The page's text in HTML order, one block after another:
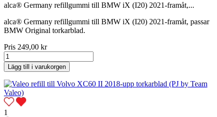
alca® Germany refillgummi till BMW iX (I20) 2021-framåt,...
alca® Germany refillgummi till BMW iX (I20) 2021-framåt, passar
BMW Original torkarblad.
Pris 249,00 kr
Lägg till i varukorgen
1